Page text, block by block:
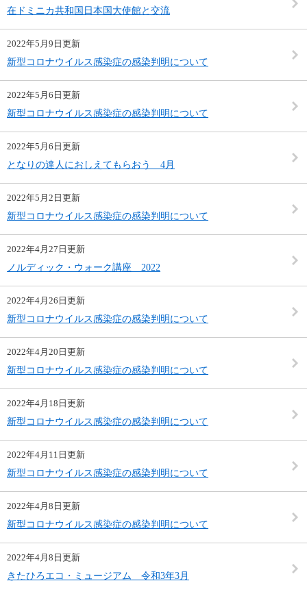
在ドミニカ共和国日本国大使館と交流
2022年5月9日更新
新型コロナウイルス感染症の感染判明について
2022年5月6日更新
新型コロナウイルス感染症の感染判明について
2022年5月6日更新
となりの達人におしえてもらおう 4月
2022年5月2日更新
新型コロナウイルス感染症の感染判明について
2022年4月27日更新
ノルディック・ウォーク講座 2022
2022年4月26日更新
新型コロナウイルス感染症の感染判明について
2022年4月20日更新
新型コロナウイルス感染症の感染判明について
2022年4月18日更新
新型コロナウイルス感染症の感染判明について
2022年4月11日更新
新型コロナウイルス感染症の感染判明について
2022年4月8日更新
新型コロナウイルス感染症の感染判明について
2022年4月8日更新
きたひろエコ・ミュージアム 令和3年3月